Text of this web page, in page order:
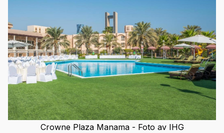
Crowne Plaza Manama - Foto av IHG